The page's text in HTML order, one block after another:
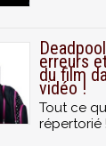
erreurs
du film
vidéo !
Tout ce
répertorié !